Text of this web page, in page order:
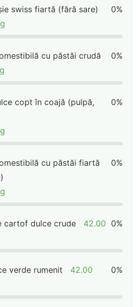
swiss fiartă (fără sare)
0%
cu păstăi crudă
0%
copt în coajă (pulpă,
0%
cu păstăi fiartă
0%
cartof dulce crude
42.00 0%
verde rumenit
42.00
0%